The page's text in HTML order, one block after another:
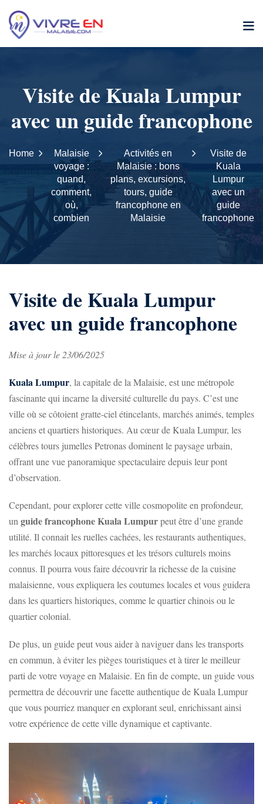
content
Visite de Kuala Lumpur
avec un guide francophone
Home
Malaisie
voyage :
quand,
comment,
où,
combien
Activités en
Malaisie : bons
plans, excursions,
tours, guide
francophone en
Malaisie
Visite de
Kuala
Lumpur
avec un
guide
francophone
Visite de Kuala Lumpur
avec un guide francophone
Mise à jour le 23/06/2025
Kuala Lumpur, la capitale de la Malaisie, est une métropole
fascinante qui incarne la diversité culturelle du pays. C’est une
ville où se côtoient gratte-ciel étincelants, marchés animés, temples
anciens et quartiers historiques. Au cœur de Kuala Lumpur, les
célèbres tours jumelles Petronas dominent le paysage urbain,
offrant une vue panoramique spectaculaire depuis leur pont
d’observation.
Cependant, pour explorer cette ville cosmopolite en profondeur,
un guide francophone Kuala Lumpurpeut être d’une grande
utilité. Il connait les ruelles cachées, les restaurants authentiques,
les marchés locaux pittoresques et les trésors culturels moins
connus. Il pourra vous faire découvrir la richesse de la cuisine
malaisienne, vous expliquera les coutumes locales et vous guidera
dans les quartiers historiques, comme le quartier chinois ou le
quartier colonial.
De plus, un guide peut vous aider à naviguer dans les transports
en commun, à éviter les pièges touristiques et à tirer le meilleur
parti de votre voyage en Malaisie. En fin de compte, un guide vous
permettra de découvrir une facette authentique de Kuala Lumpur
que vous pourriez manquer en explorant seul, enrichissant ainsi
votre expérience de cette ville dynamique et captivante.